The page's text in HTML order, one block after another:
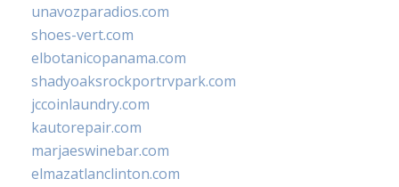
unavozparadios.com
shoes-vert.com
elbotanicopanama.com
shadyoaksrockportrvpark.com
jccoinlaundry.com
kautorepair.com
marjaeswinebar.com
elmazatlanclinton.com